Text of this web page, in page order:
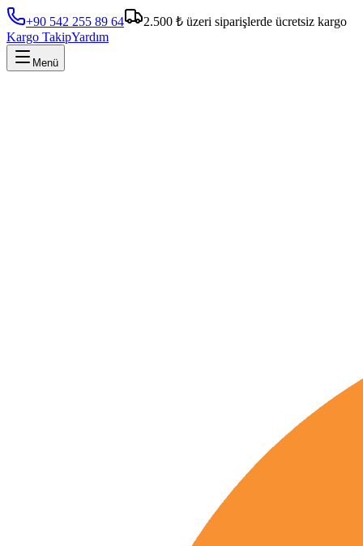
+90 542 255 89 64
2.500 ₺ üzeri siparişlerde ücretsiz kargo
Kargo TakipYardım
Menü